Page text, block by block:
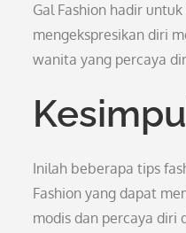
Gal Fashion hadir
mengekspresikan diri
wanita yang percaya
Inilah beberapa tips
Fashion yang dapat
modis dan percaya diri